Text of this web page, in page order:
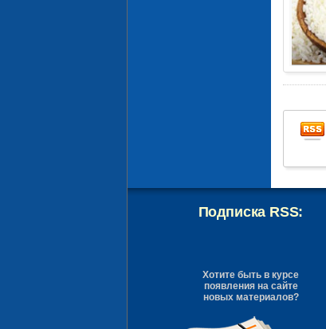
Подписка RSS:
Хотите быть в курсе
появления на сайте
новых материалов?